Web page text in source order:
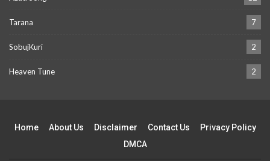
Tarana 7
SobujKuri 2
Heaven Tune 2
Home About Us Disclaimer Contact Us
Privacy Policy
DMCA